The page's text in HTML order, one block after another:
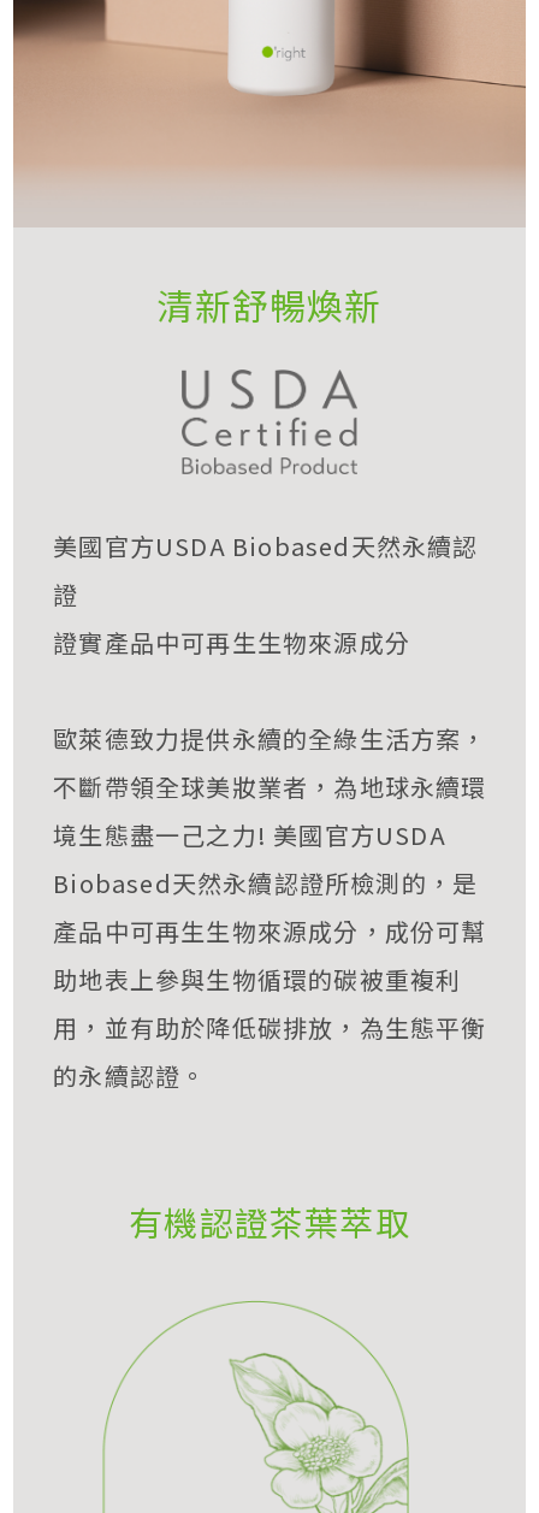
清新舒暢煥新
美國官方USDA Biobased天然永續認
證
證實產品中可再生生物來源成分
歐萊德致力提供永續的全綠生活方案，
不斷帶領全球美妝業者，為地球永續環
境生態盡一己之力! 美國官方USDA
Biobased天然永續認證所檢測的，是
產品中可再生生物來源成分，成份可幫
助地表上參與生物循環的碳被重複利
用，並有助於降低碳排放，為生態平衡
的永續認證。
有機認證茶葉萃取